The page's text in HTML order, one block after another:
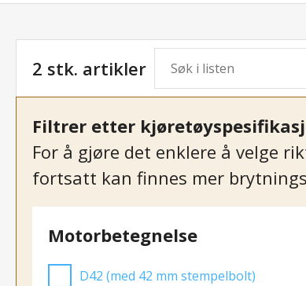
2 stk. artikler
Filtrer etter
For å gjøre det enklere å velge
fortsatt kan finnes mer
Motorbetegnelse
D42 (med 42 mm stempelbolt)